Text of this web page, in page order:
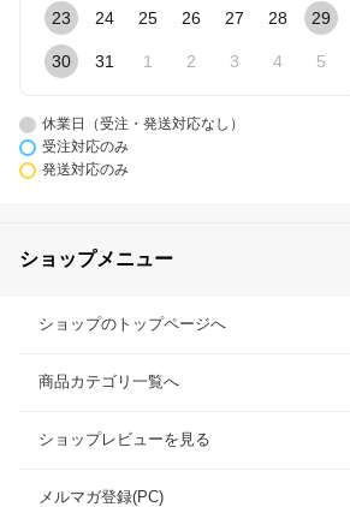
23 24 25 26 27 28 29
30 31 1 2 3 4 5
休業日（受注・発送対応なし）
受注対応のみ
発送対応のみ
ショップメニュー
ショップのトップページへ
商品カテゴリ一覧へ
ショップレビューを見る
メルマガ登録(PC)